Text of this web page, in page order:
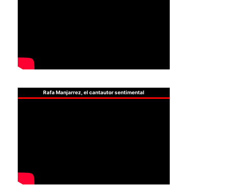
Rafa Manjarrez, el cantautor sentimental